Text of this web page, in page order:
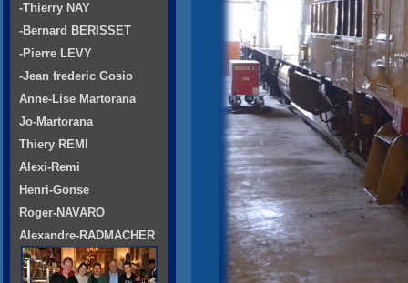
-Thierry NAY
-Bernard BERISSET
-Pierre LEVY
-Jean frederic Gosio
Anne-Lise Martorana
Jo-Martorana
Thiery REMI
Alexi-Remi
Henri-Gonse
Roger-NAVARO
Alexandre-RADMACHER